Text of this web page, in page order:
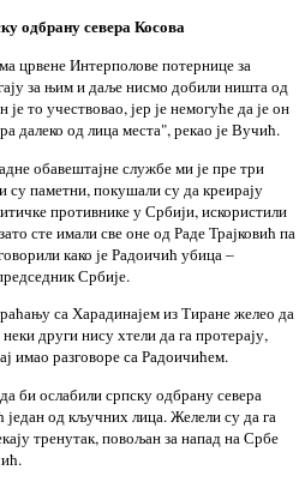
одбрану севера Косова
црвене Интерполове потернице за
за њим и даље нисмо добили ништа од
то учествовао, јер је немогуће да је он
далеко од лица места", рекао је Вучић.
обавештајне службе ми је пре три
су паметни, покушали су да креирају
противнике у Србији, искористили
сте имали све оне од Раде Трајковић па
како је Радоичић убица –
Србије.
са Харадинајем из Тиране желео да
други нису хтели да га протерају,
имао разговоре са Радоичићем.
би ослабили српску одбрану севера
један од кључних лица. Желели су да га
тренутак, повољан за напад на Србе